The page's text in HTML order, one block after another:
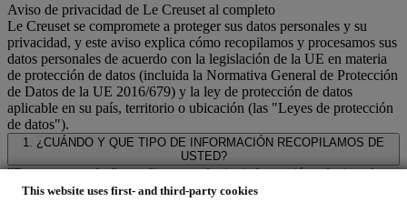
This website uses first- and third-party cookies
Aviso de privacidad de Le Creuset al completo
Le Creuset se compromete a proteger sus datos personales y su
privacidad, y este aviso explica cómo recopilamos y procesamos sus
datos personales de acuerdo con la legislación de la UE en materia
de protección de datos (incluida la Normativa General de Protección
de Datos de la UE 2016/679) y la ley de protección de datos
aplicable en su país, territorio o ubicación (las "Leyes de protección
de datos").
1. ¿CUÁNDO Y QUE TIPO DE INFORMACIÓN RECOPILAMOS DE
USTED?
"Datos personales" se refiere a cualquier información relacionada
con usted y que nos permita identificarlo, ya sea directamente o en